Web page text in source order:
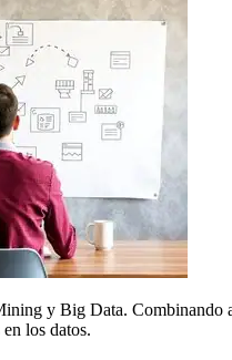
y Big Data. Combinando
los datos.